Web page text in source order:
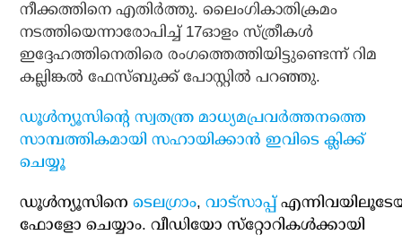
നീക്കത്തിനെ എതിര്‍ത്തു. ലൈംഗികാതിക്രമം
നടത്തിയെന്നാരോപിച്ച് 17ഓളം സ്ത്രീകള്‍
ഇദ്ദേഹത്തിനെതിരെ രംഗത്തെത്തിയിട്ടുണ്ടെന്ന് റിമ
കല്ലിങ്കല്‍ ഫേസ്ബുക്ക് പോസ്റ്റില്‍ പറഞ്ഞു.
ഡൂള്‍ന്യൂസിന്റെ സ്വതന്ത്ര മാധ്യമപ്രവര്‍ത്തനത്തെ
സാമ്പത്തികമായി സഹായിക്കാന്‍ ഇവിടെ ക്ലിക്ക്
ചെയ്യൂ
ഡൂള്‍ന്യൂസിനെടെലഗ്രാം,വാട്‌സാപ്പ്
ഫോളോ ചെയ്യാം. വീഡിയോ സ്‌റ്റോറികള്‍ക്കായി